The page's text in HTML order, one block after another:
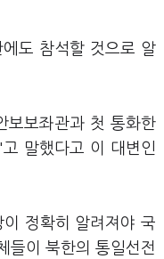
도 참석할 것으로 알
보보좌관과 첫 통화한
말했다고 이 대변인
정확히 알려져야 국
들이 북한의 통일선전